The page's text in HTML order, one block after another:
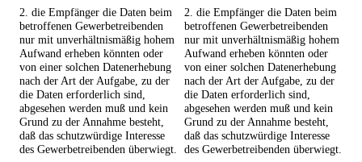
2. die Empfänger die Daten beim
betroffenen Gewerbetreibenden
nur mit unverhältnismäßig hohem
Aufwand erheben könnten oder
von einer solchen Datenerhebung
nach der Art der Aufgabe, zu der
die Daten erforderlich sind,
abgesehen werden muß und kein
Grund zu der Annahme besteht,
daß das schutzwürdige Interesse
des Gewerbetreibenden überwiegt.
2. die Empfänger die Daten beim
betroffenen Gewerbetreibenden
nur mit unverhältnismäßig hohem
Aufwand erheben könnten oder
von einer solchen Datenerhebung
nach der Art der Aufgabe, zu der
die Daten erforderlich sind,
abgesehen werden muß und kein
Grund zu der Annahme besteht,
daß das schutzwürdige Interesse
des Gewerbetreibenden überwiegt.